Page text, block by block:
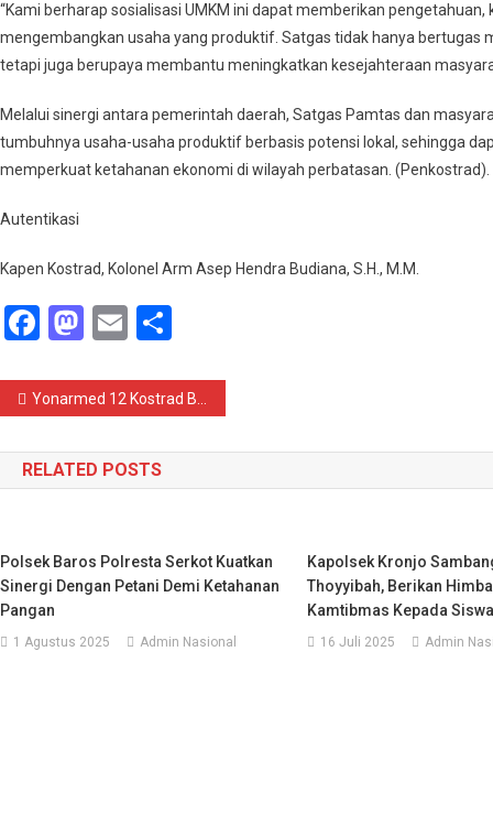
“Kami berharap sosialisasi UMKM ini dapat memberikan
mengembangkan usaha yang produktif. Satgas tidak hanya bertugas
tetapi juga berupaya membantu meningkatkan kesejahteraan
Melalui sinergi antara pemerintah daerah, Satgas Pamtas dan
tumbuhnya usaha-usaha produktif berbasis potensi lokal, sehingga
memperkuat ketahanan ekonomi di wilayah perbatasan. (Penkostrad).
Autentikasi
Kapen Kostrad, Kolonel Arm Asep Hendra Budiana, S.H., M.M.
Facebook
Mastodon
Email
Navigasi
pos
Yonarmed 12 Kostrad Berikan Layanan Kesehatan Gratis Bagi Masyarakat Perbatasan
RELATED POSTS
Polsek Baros Polresta Serkot Kuatkan
Sinergi Dengan Petani Demi Ketahanan
Pangan
1 Agustus 2025 Admin Nasional
Kapolsek Kronjo
Thoyyibah, Berikan
Kamtibmas Kepada Siswa
16 Juli 2025 Admin